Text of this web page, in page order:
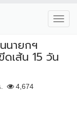
นายกฯ
เส้น​ 15 วัน
4,674